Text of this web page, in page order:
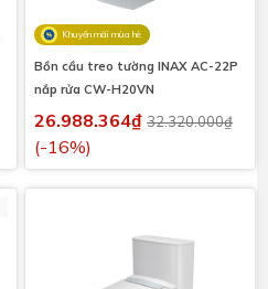
Khuyến mãi mùa hè
Bồn cầu treo tường INAX AC-22P
nắp rửa CW-H20VN
26.988.364₫ 32.320.000₫
(-16%)